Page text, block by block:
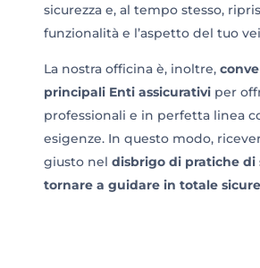
sicurezza e, al tempo stesso,
funzionalità e l’aspetto del tuo
La nostra officina è, inoltre,
principali Enti assicurativi per
professionali e in perfetta linea
esigenze. In questo modo,
giusto neldisbrigo di pratiche di
tornare a guidare in totale